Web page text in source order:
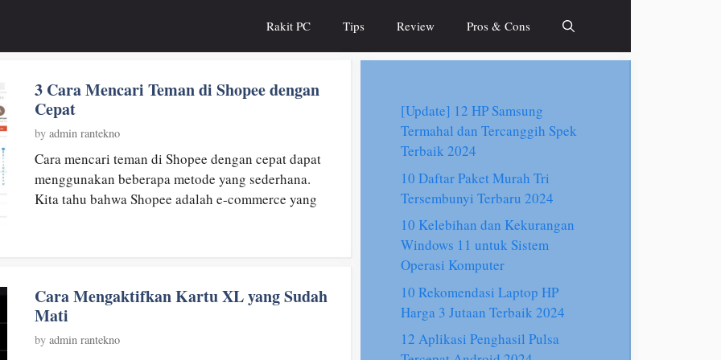
Rakit PC Tips Review Pros & Cons
3 Cara Mencari Teman di Shopee dengan
Cepat
by admin rantekno
Cara mencari teman di Shopee dengan cepat dapat
menggunakan beberapa metode yang sederhana.
Kita tahu bahwa Shopee adalah e-commerce yang
Cara Mengaktifkan Kartu XL yang Sudah
Mati
by admin rantekno
[Update] 12 HP Samsung
Termahal dan Tercanggih Spek
Terbaik 2024
10 Daftar Paket Murah Tri
Tersembunyi Terbaru 2024
10 Kelebihan dan Kekurangan
Windows 11 untuk Sistem
Operasi Komputer
10 Rekomendasi Laptop HP
Harga 3 Jutaan Terbaik 2024
12 Aplikasi Penghasil Pulsa